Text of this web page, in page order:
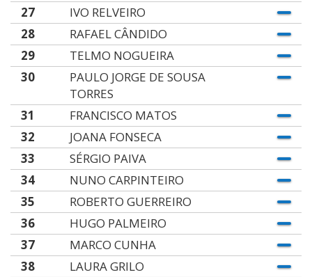
27
IVO RELVEIRO
28
RAFAEL CÂNDIDO
29
TELMO NOGUEIRA
30
PAULO JORGE DE SOUSA
TORRES
31
FRANCISCO MATOS
32
JOANA FONSECA
33
SÉRGIO PAIVA
34
NUNO CARPINTEIRO
35
ROBERTO GUERREIRO
36
HUGO PALMEIRO
37
MARCO CUNHA
38
LAURA GRILO